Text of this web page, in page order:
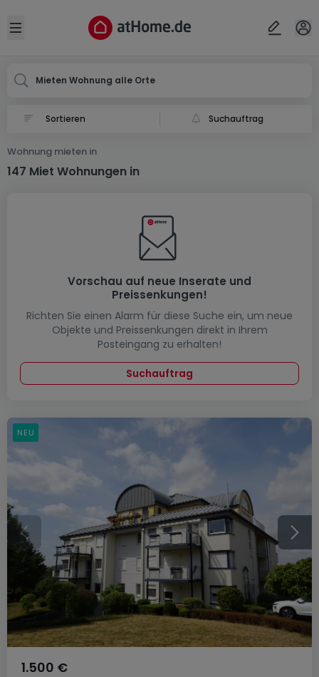
Open sidebar
Mieten Wohnung alle Orte
Suchauftrag
Wohnung mieten in
147 Miet Wohnungen in
Vorschau auf neue Inserate und
Preissenkungen!
Richten Sie einen Alarm für diese Suche ein, um neue
Objekte und Preissenkungen direkt in Ihrem
Posteingang zu erhalten!
Suchauftrag
1.500 €
NEU
Ort
Abbrechen ok